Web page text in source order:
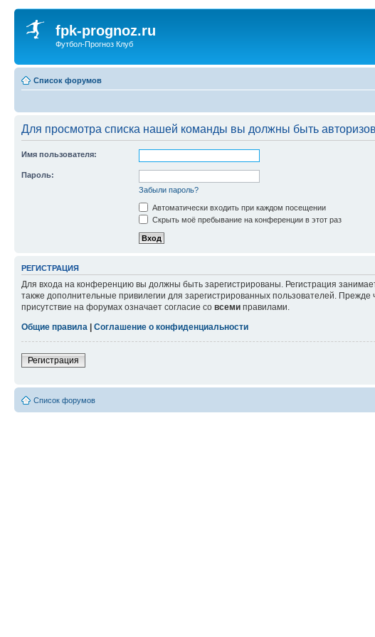
fpk-prognoz.ru
Футбол-Прогноз Клуб
Список форумов
Для просмотра списка нашей команды вы должны быть
Имя пользователя:
Пароль:
Забыли пароль?
Автоматически входить при каждом посещении
Скрыть моё пребывание на конференции в этот раз
РЕГИСТРАЦИЯ
Для входа на конференцию вы должны быть зарегистрированы. Регистрация
также дополнительные привилегии для зарегистрированных пользователей.
присутствие на форумах означает согласие со всеми правилами.
Общие правила
Соглашение о конфиденциальности
Регистрация
Список форумов